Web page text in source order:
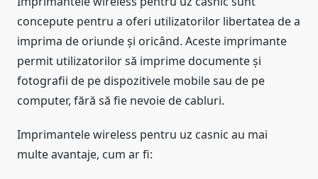
concepute pentru a oferi utilizatorilor libertatea de a
imprima de oriunde și oricând. Aceste imprimante
permit utilizatorilor să imprime documente și
fotografii de pe dispozitivele mobile sau de pe
computer, fără să fie nevoie de cabluri.
Imprimantele wireless pentru uz casnic au mai
multe avantaje, cum ar fi: